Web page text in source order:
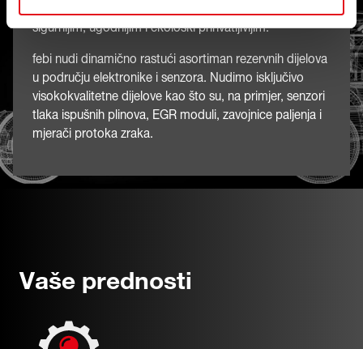
sigurnijim, ugodnijim i ekološki prihvatljivijim.
febi nudi dinamično rastući asortiman rezervnih dijelova
u području elektronike i senzora. Nudimo isključivo
visokokvalitetne dijelove kao što su, na primjer, senzori
tlaka ispušnih plinova, EGR moduli, zavojnice paljenja i
mjerači protoka zraka.
Vaše prednosti